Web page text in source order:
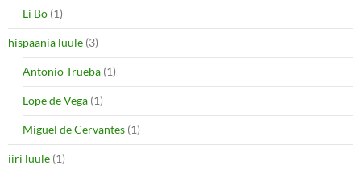
Li Bo (1)
hispaania luule (3)
Antonio Trueba (1)
Lope de Vega (1)
Miguel de Cervantes (1)
iiri luule (1)